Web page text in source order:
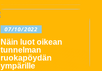
07/10/2022
Näin luot oikean
tunnelman
ruokapöydän
ympärille